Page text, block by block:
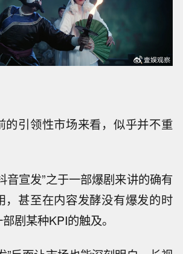
的引领性市场来看，似乎并不重
音宣发”之于一部爆剧来讲的确有
，甚至在内容发酵没有爆发的时
剧某种KPI的触及。